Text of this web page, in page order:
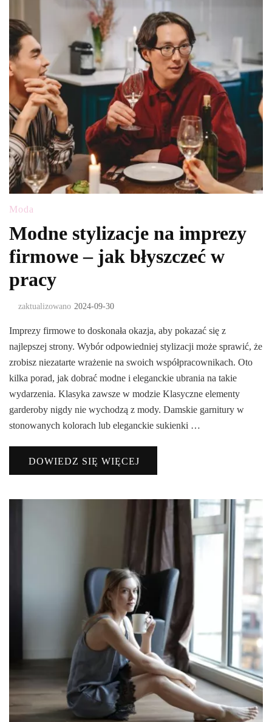
Moda
Modne stylizacje na imprezy
firmowe – jak błyszczeć w
pracy
zaktualizowano 2024-09-30
Imprezy firmowe to doskonała okazja, aby pokazać się z
najlepszej strony. Wybór odpowiedniej stylizacji może sprawić, że
zrobisz niezatarte wrażenie na swoich współpracownikach. Oto
kilka porad, jak dobrać modne i eleganckie ubrania na takie
wydarzenia. Klasyka zawsze w modzie Klasyczne elementy
garderoby nigdy nie wychodzą z mody. Damskie garnitury w
stonowanych kolorach lub eleganckie sukienki …
DOWIEDZ SIĘ WIĘCEJ